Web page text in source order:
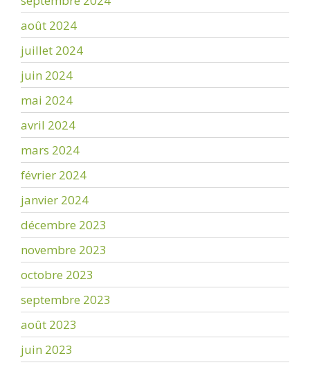
août 2024
juillet 2024
juin 2024
mai 2024
avril 2024
mars 2024
février 2024
janvier 2024
décembre 2023
novembre 2023
octobre 2023
septembre 2023
août 2023
juin 2023